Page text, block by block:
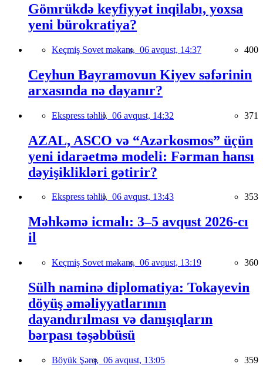
Gömrükdə keyfiyyət inqilabı, yoxsa
yeni bürokratiya?
Keçmiş Sovet məkanı, 06 avqust, 14:37 400
Ceyhun Bayramovun Kiyev səfərinin
arxasında nə dayanır?
Ekspress təhlil, 06 avqust, 14:32 371
AZAL, ASCO və “Azərkosmos” üçün
yeni idarəetmə modeli: Fərman hansı
dəyişiklikləri gətirir?
Ekspress təhlil, 06 avqust, 13:43 353
Məhkəmə icmalı: 3–5 avqust 2026-cı
il
Keçmiş Sovet məkanı, 06 avqust, 13:19 360
Sülh naminə diplomatiya: Tokayevin
döyüş əməliyyatlarının
dayandırılması və danışıqların
bərpası təşəbbüsü
Böyük Şərq, 06 avqust, 13:05 359